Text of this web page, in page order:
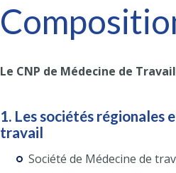
Le CNP de Médecine de
1. Les sociétés régionales
travail
Société de Médecine de